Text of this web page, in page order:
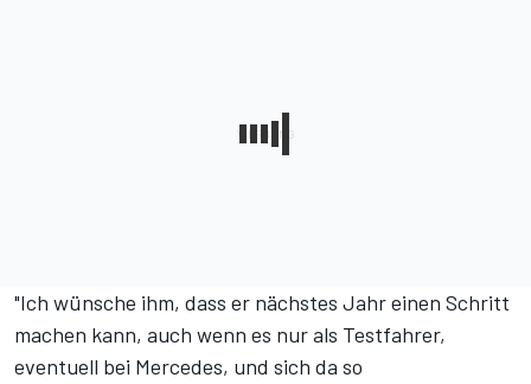
"Ich wünsche ihm, dass er nächstes Jahr einen Schritt
machen kann, auch wenn es nur als Testfahrer,
eventuell bei Mercedes, und sich da so